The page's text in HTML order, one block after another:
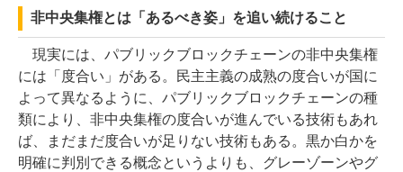
非中央集権とは「あるべき姿」を追い続けること
現実には、パブリックブロックチェーンの非中央集権
には「度合い」がある。民主主義の成熟の度合いが国に
よって異なるように、パブリックブロックチェーンの種
類により、非中央集権の度合いが進んでいる技術もあれ
ば、まだまだ度合いが足りない技術もある。黒か白かを
明確に判別できる概念というよりも、グレーゾーンやグ